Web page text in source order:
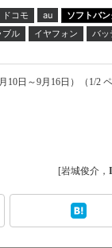
ドコモ au ソフトバン
ブル イヤフォン バッ
日～9月16日）（1/2 ペ
[岩城俊介，